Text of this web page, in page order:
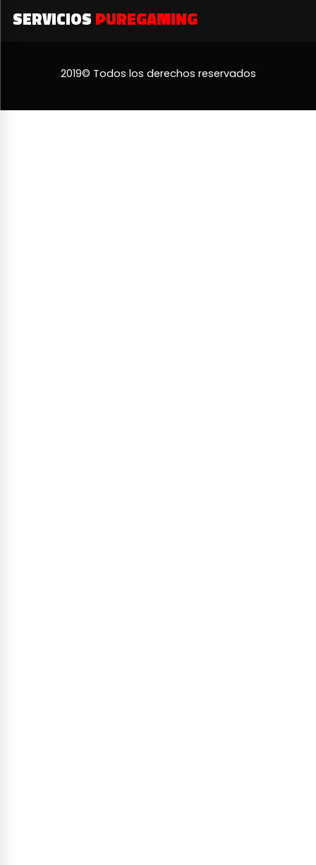
SERVICIOS PUREGAMING
2019© Todos los derechos reservados